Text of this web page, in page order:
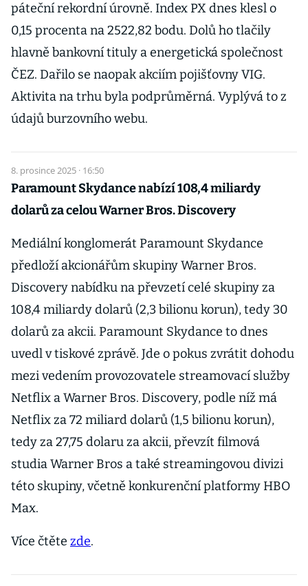
páteční rekordní úrovně. Index PX dnes klesl o
0,15 procenta na 2522,82 bodu. Dolů ho tlačily
hlavně bankovní tituly a energetická společnost
ČEZ. Dařilo se naopak akciím pojišťovny VIG.
Aktivita na trhu byla podprůměrná. Vyplývá to z
údajů burzovního webu.
8. prosince 2025 · 16:50
Paramount Skydance nabízí 108,4 miliardy
dolarů za celou Warner Bros. Discovery
Mediální konglomerát Paramount Skydance
předloží akcionářům skupiny Warner Bros.
Discovery nabídku na převzetí celé skupiny za
108,4 miliardy dolarů (2,3 bilionu korun), tedy 30
dolarů za akcii. Paramount Skydance to dnes
uvedl v tiskové zprávě. Jde o pokus zvrátit dohodu
mezi vedením provozovatele streamovací služby
Netflix a Warner Bros. Discovery, podle níž má
Netflix za 72 miliard dolarů (1,5 bilionu korun),
tedy za 27,75 dolaru za akcii, převzít filmová
studia Warner Bros a také streamingovou divizi
této skupiny, včetně konkurenční platformy HBO
Max.
Více čtěte zde.